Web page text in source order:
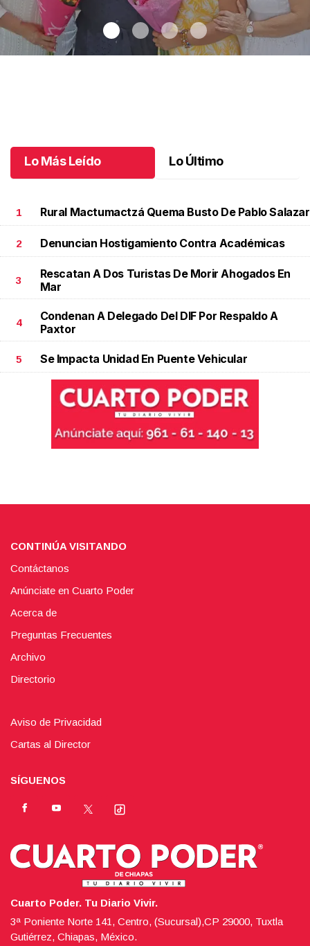
Lo Más Leído Lo Último
1 Rural Mactumactzá Quema Busto De Pablo Salazar
2 Denuncian Hostigamiento Contra Académicas
3
Rescatan A Dos Turistas De Morir Ahogados En
Mar
4
Condenan A Delegado Del DIF Por Respaldo A
Paxtor
5 Se Impacta Unidad En Puente Vehicular
CONTINÚA VISITANDO
Contáctanos
Anúnciate en Cuarto Poder
Acerca de
Preguntas Frecuentes
Archivo
Directorio
Aviso de Privacidad
Cartas al Director
SÍGUENOS
Cuarto Poder. Tu Diario Vivir.
3ª Poniente Norte 141, Centro, (Sucursal),CP 29000, Tuxtla
Gutiérrez, Chiapas, México.